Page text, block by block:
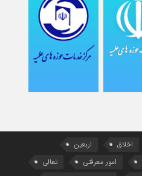
اخلاق
اربعین
امور معرفتی
تعالی